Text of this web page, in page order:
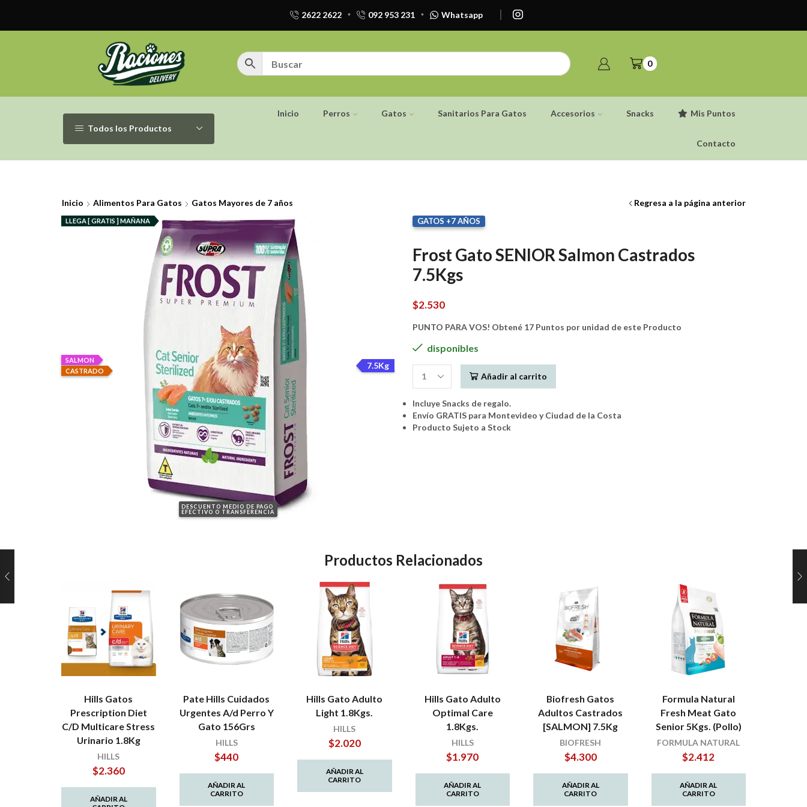
2622 2622 092 953 231 Whatsapp
0
Todos los Productos
Inicio Perros Gatos Sanitarios Para Gatos Accesorios Snacks Mis Puntos
Contacto
Inicio Alimentos Para Gatos Gatos Mayores de 7 años Regresa a la página anterior
DESCUENTO MEDIO DE PAGO
EFECTIVO O TRANSFERENCIA
7.5Kg
SALMON
CASTRADO
LLEGA [ GRATIS ] MAÑANA GATOS +7 AÑOS
Frost Gato SENIOR Salmon Castrados
7.5Kgs
$2.530
PUNTO PARA VOS! Obtené 17 Puntos por unidad de este Producto
disponibles
Frost
SENIOR
Salmon
Castrados
Añadir al carrito
Incluye Snacks de regalo.
Envío GRATIS para Montevideo y Ciudad de la Costa
Producto Sujeto a Stock
Productos Relacionados
Hills Gatos
Prescription Diet
C/D Multicare Stress
Urinario 1.8Kg
HILLS
$2.360
AÑADIR AL
Pate Hills Cuidados
Urgentes A/d Perro Y
Gato 156Grs
HILLS
$440
AÑADIR AL
CARRITO
Hills Gato Adulto
Light 1.8Kgs.
HILLS
$2.020
AÑADIR AL
CARRITO
Hills Gato Adulto
Optimal Care
1.8Kgs.
HILLS
$1.970
AÑADIR AL
CARRITO
Biofresh Gatos
Adultos Castrados
[SALMON] 7.5Kg
BIOFRESH
$4.300
AÑADIR AL
CARRITO
Formula Natural
Fresh Meat Gato
Senior 5Kgs. (Pollo)
FORMULA NATURAL
$2.412
AÑADIR AL
CARRITO